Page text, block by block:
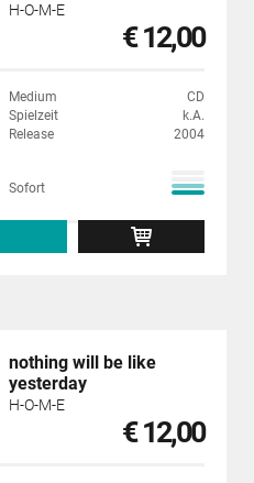
H-O-M-E
€ 12,00
Medium
CD
Spielzeit
k.A.
Release
2004
Sofort
nothing will be like
yesterday
H-O-M-E
€ 12,00